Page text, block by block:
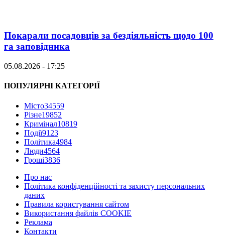
Покарали посадовців за бездіяльність щодо 100
га заповідника
05.08.2026 - 17:25
ПОПУЛЯРНІ КАТЕГОРІЇ
Місто34559
Різне19852
Кримінал10819
Події9123
Політика4984
Люди4564
Гроші3836
Про нас
Політика конфіденційності та захисту персональних
даних
Правила користування сайтом
Використання файлів COOKIE
Реклама
Контакти